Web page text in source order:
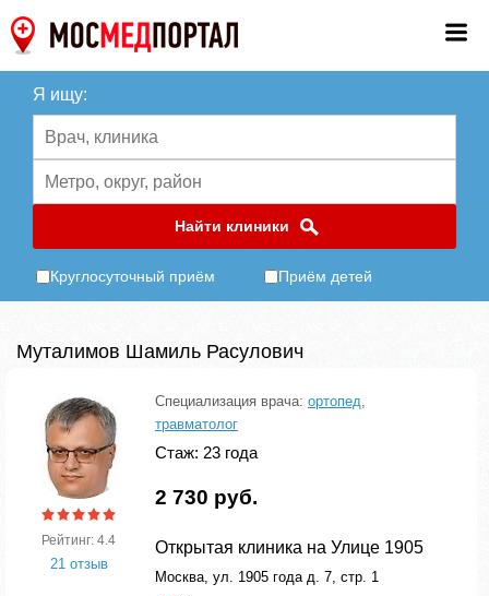
Я ищу:
Найти клиники
Круглосуточный приём Приём детей
Муталимов Шамиль Расулович
Рейтинг: 4.4
21 отзыв
Специализация врача: ортопед,
травматолог
Стаж: 23 года
2 730 руб.
Открытая клиника на Улице 1905
Москва, ул. 1905 года д. 7, стр. 1